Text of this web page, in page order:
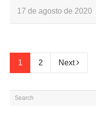
17 de agosto de 2020
1 2 Next